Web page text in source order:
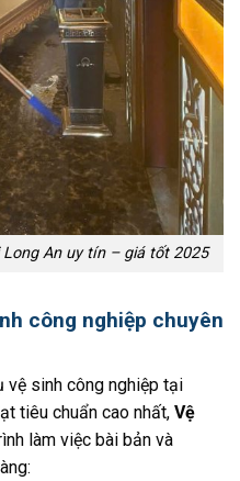
An uy tín – giá tốt 2025
công nghiệp chuyên
sinh công nghiệp tại
tiêu chuẩn cao nhất, Vệ
làm việc bài bản và